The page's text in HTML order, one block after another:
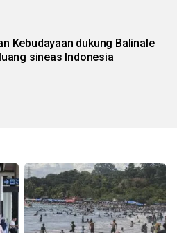
Kebudayaan dukung Balinale
sineas Indonesia